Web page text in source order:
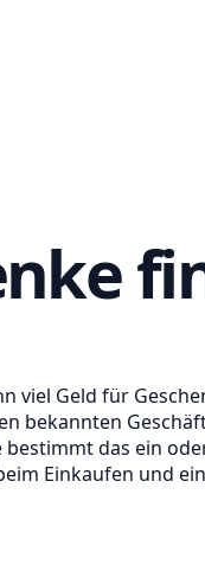
viel Geld für
bekannten
das ein
Einkaufen und